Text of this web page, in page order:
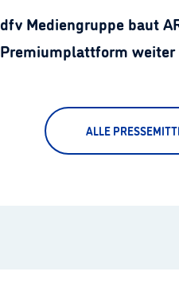
dfv Mediengruppe baut
Premiumplattform weiter
ALLE